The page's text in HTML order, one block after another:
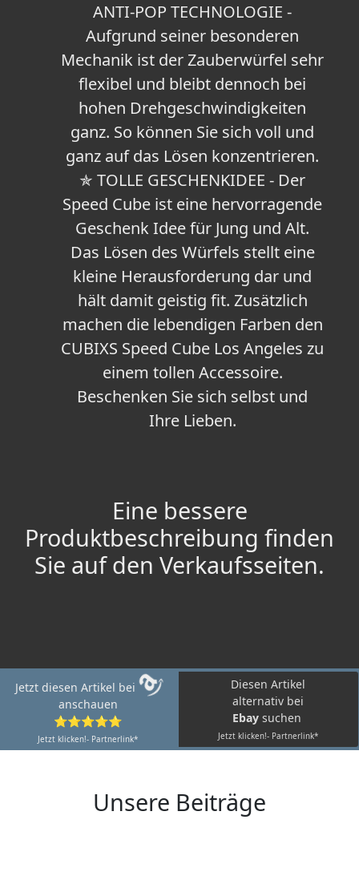
ANTI-POP TECHNOLOGIE -
Aufgrund seiner besonderen
Mechanik ist der Zauberwürfel sehr
flexibel und bleibt dennoch bei
hohen Drehgeschwindigkeiten
ganz. So können Sie sich voll und
ganz auf das Lösen konzentrieren.
✯ TOLLE GESCHENKIDEE - Der
Speed Cube ist eine hervorragende
Geschenk Idee für Jung und Alt.
Das Lösen des Würfels stellt eine
kleine Herausforderung dar und
hält damit geistig fit. Zusätzlich
machen die lebendigen Farben den
CUBIXS Speed Cube Los Angeles zu
einem tollen Accessoire.
Beschenken Sie sich selbst und
Ihre Lieben.
Eine bessere
Produktbeschreibung finden
Sie auf den Verkaufsseiten.
Jetzt diesen Artikel bei
anschauen
⭐⭐⭐⭐⭐
Jetzt klicken!- Partnerlink*
Diesen Artikel
alternativ bei
Ebay suchen
Jetzt klicken!- Partnerlink*
Unsere Beiträge